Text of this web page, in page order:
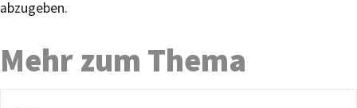
abzugeben.
Mehr zum Thema